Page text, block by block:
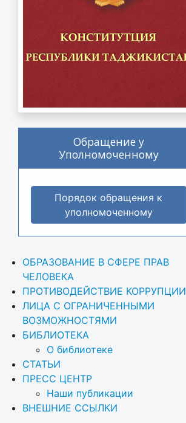
Обращение у
Уполномоченному
Порядок обращения к
уполномоченному
ОБРАЗОВАНИЕ В СФЕРЕ ПРАВ
ЧЕЛОВЕКА
ПРОТИВОДЕЙСТВИЕ КОРРУПЦИИ
ЛИЦА С ОГРАНИЧЕННЫМИ
ВОЗМОЖНОСТЯМИ
БИБЛИОТЕКА
О библиотеке
СТАТЬИ
ПРЕСС ЦЕНТР
Наши публикации
ВНЕШНИЕ ССЫЛКИ